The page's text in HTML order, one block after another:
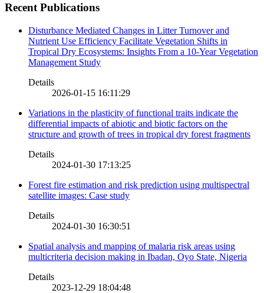
Recent Publications
Disturbance Mediated Changes in Litter Turnover and
Nutrient Use Efficiency Facilitate Vegetation Shifts in
Tropical Dry Ecosystems: Insights From a 10-Year Vegetation
Management Study
Details
2026-01-15 16:11:29
Variations in the plasticity of functional traits indicate the
differential impacts of abiotic and biotic factors on the
structure and growth of trees in tropical dry forest fragments
Details
2024-01-30 17:13:25
Forest fire estimation and risk prediction using multispectral
satellite images: Case study
Details
2024-01-30 16:30:51
Spatial analysis and mapping of malaria risk areas using
multicriteria decision making in Ibadan, Oyo State, Nigeria
Details
2023-12-29 18:04:48